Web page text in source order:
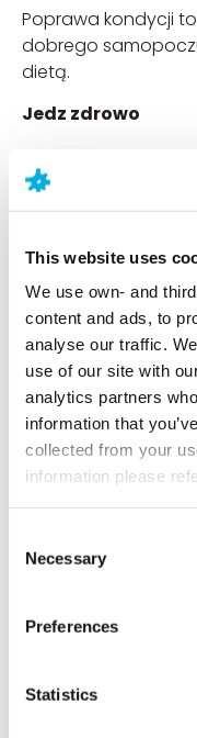
This website uses
We use own- and
content and ads, to
analyse our traffic.
use of our site with
analytics partners
information that
collected from your
information please
Selection
Necessary
Preferences
Statistics
Poprawa kondycji
dobrego
dietą.
Jedz zdrowo
Dobrze
owoce i warzywa,
kwasów omega-3 i
krwi i chroni przed
nasilać ból.
Podstawową
znaleźć kilka
przepisy i
Ważną radą jest
znaczące
alkoholu tylko z
odżywianie może
nerwowego,
utrata lub
Zwiększenie
elementy zdrowej